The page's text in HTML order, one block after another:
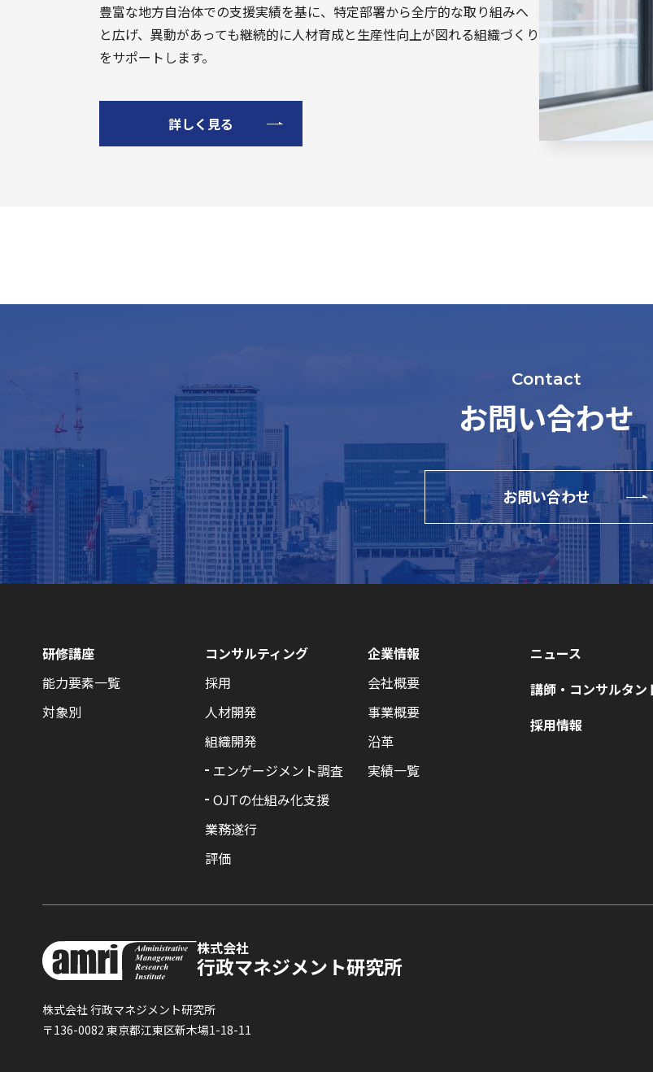
豊富な地方自治体での支援実績を基に、特定部署から全庁的な取り組みへ
と広げ、異動があっても継続的に人材育成と生産性向上が図れる組織づくり
をサポートします。
詳しく見る
Contact
お問い合わせ
お問い合わせ
研修講座
能力要素一覧
対象別
コンサルティング
採用
人材開発
組織開発
エンゲージメント調査
OJTの仕組み化支援
業務遂行
評価
企業情報
会社概要
事業概要
沿革
実績一覧
ニュース
講師・コンサルタン
採用情報
株式会社
行政マネジメント研究所
株式会社 行政マネジメント研究所
〒136-0082 東京都江東区新木場1-18-11